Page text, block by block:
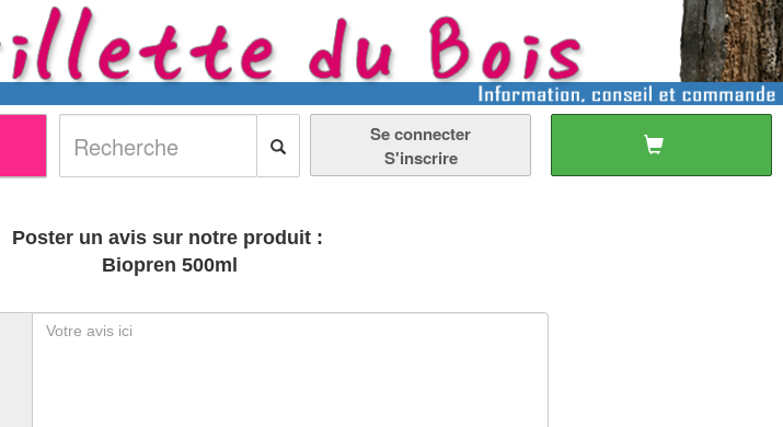
Se connecter
S'inscrire
Poster un avis sur notre produit :
Biopren 500ml